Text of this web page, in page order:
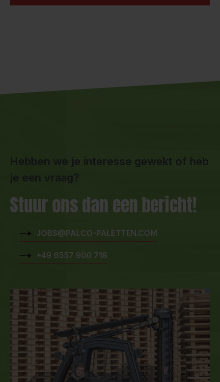
Hebben we je interesse gewekt of heb
je een vraag?
Stuur ons dan een bericht!
JOBS@PALCO-PALETTEN.COM
+49 6557 900 718